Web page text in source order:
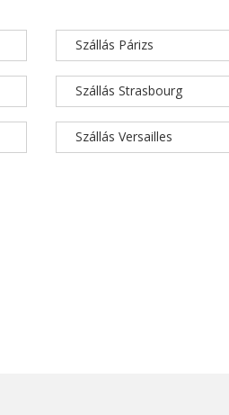
Szállás Párizs
Szállás Strasbourg
Szállás Versailles